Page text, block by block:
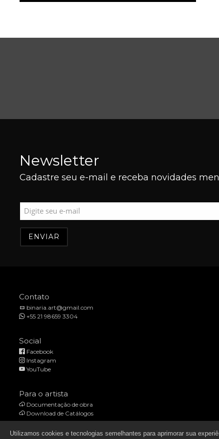
Newsletter
Cadastre seu e-mail e receba novidades
Contato
binaria.art@gmail.com
+55 21 98659 3304
Social
Facebook
Instagram
YouTube
Para o artista
Documentação de obra
Download de Catálogos
Utilizamos cookies e tecnologias semelhantes para aprimorar sua